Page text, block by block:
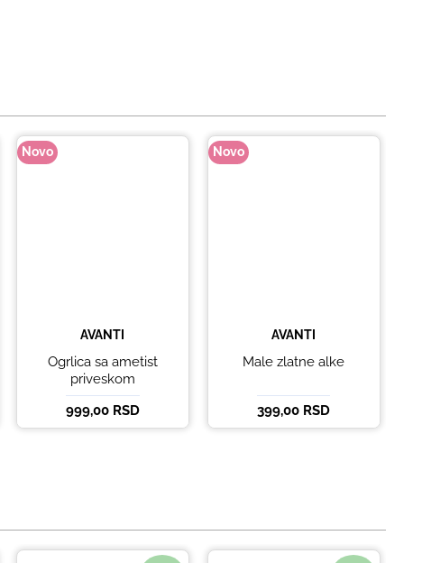
Novo
AVANTI
Ogrlica sa ametist
priveskom
999,00 RSD
Novo
AVANTI
Male zlatne alke
399,00 RSD